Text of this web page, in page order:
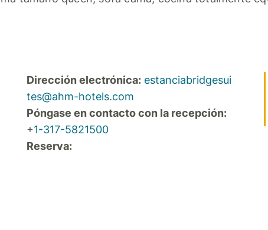
Dirección electrónica: estanciabridgesui
tes@ahm-hotels.com
Póngase en contacto con la recepción:
+1-317-5821500
Reserva: